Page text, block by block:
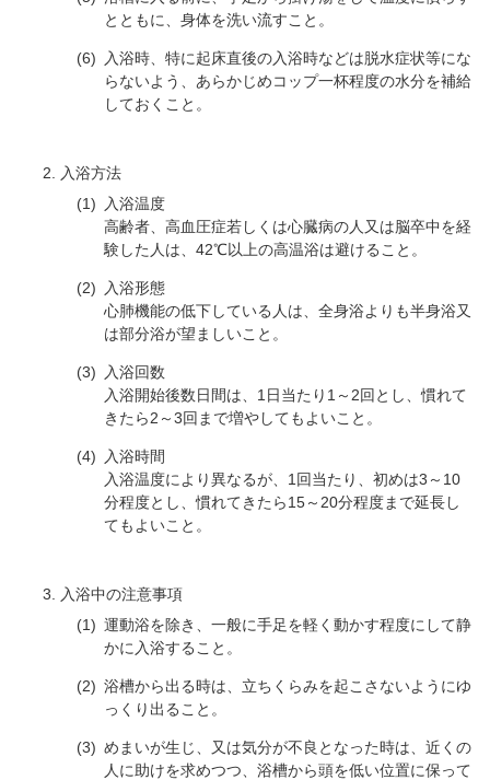
とともに、身体を洗い流すこと。
入浴時、特に起床直後の入浴時などは脱水症状等にな
らないよう、あらかじめコップ一杯程度の水分を補給
しておくこと。
入浴方法
入浴温度
高齢者、高血圧症若しくは心臓病の人又は脳卒中を経
験した人は、42℃以上の高温浴は避けること。
入浴形態
心肺機能の低下している人は、全身浴よりも半身浴又
は部分浴が望ましいこと。
入浴回数
入浴開始後数日間は、1日当たり1～2回とし、慣れて
きたら2～3回まで増やしてもよいこと。
入浴時間
入浴温度により異なるが、1回当たり、初めは3～10
分程度とし、慣れてきたら15～20分程度まで延長し
てもよいこと。
入浴中の注意事項
運動浴を除き、一般に手足を軽く動かす程度にして静
かに入浴すること。
浴槽から出る時は、立ちくらみを起こさないようにゆ
っくり出ること。
めまいが生じ、又は気分が不良となった時は、近くの
人に助けを求めつつ、浴槽から頭を低い位置に保って